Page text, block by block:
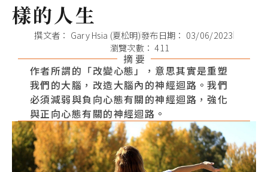
樣的人生
撰文者： Gary Hsia (夏松明)發布日期： 03/06/2023
瀏覽次數： 411
摘 要
作者所謂的「改變心態」，意思其實是重塑
我們的大腦，改造大腦內的神經迴路。我們
必須減弱與負向心態有關的神經迴路，強化
與正向心態有關的神經迴路。